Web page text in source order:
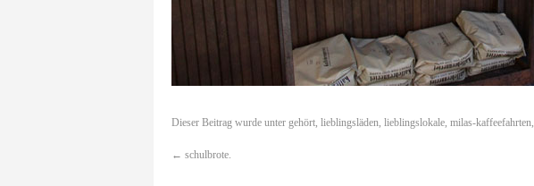
Dieser Beitrag wurde unter gehört, lieblingsläden, lieblingslokale, milas-kaffeefahrten,
← schulbrote.